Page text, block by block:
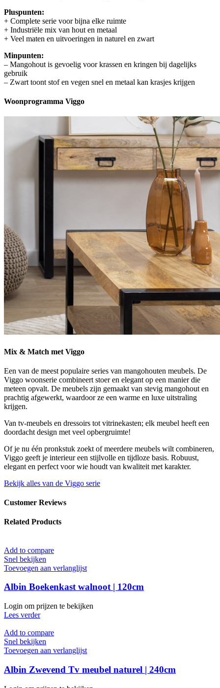
Pluspunten:
+ Complete serie voor bijna elke ruimte
+ Industriële mix van hout en metaal
+ Veel maten en uitvoeringen in naturel en zwart
Minpunten:
– Mangohout is gevoelig voor krassen en kringen bij dagelijks
gebruik
– Zwart toont stof en vegen snel en metaal kan krasjes krijgen
Woonprogramma Viggo
Mix & Match met Viggo
Een van de meest populaire series van mangohouten meubels. De
Viggo woonserie combineert stoer en elegant op een manier die
meteen opvalt. De meubels zijn gemaakt van stevig mangohout en
prachtig afgewerkt, waardoor ze een warme en luxe uitstraling
krijgen.
Van tv-meubels en dressoirs tot vitrinekasten; elk meubel heeft een
doordacht design met veel opbergruimte!
Of je nu één pronkstuk zoekt of meerdere meubels wilt combineren,
Viggo geeft je interieur een stijlvolle en tijdloze basis. Robuust,
elegant en perfect voor wie houdt van kwaliteit met karakter.
Bekijk alles van de Viggo serie
Customer Reviews
Related Products
Add to compare
Snel bekijken
Toevoegen aan verlanglijst
Albin Boekenkast walnoot | 120cm
Login om prijzen te bekijken
Lees verder
Add to compare
Snel bekijken
Toevoegen aan verlanglijst
Albin Zwevend Tv meubel naturel | 240cm